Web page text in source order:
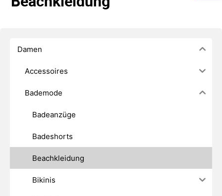
Damen
Accessoires
Bademode
Badeanzüge
Badeshorts
Beachkleidung
Bikinis